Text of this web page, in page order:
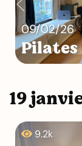
09/02/26
19
9.2k